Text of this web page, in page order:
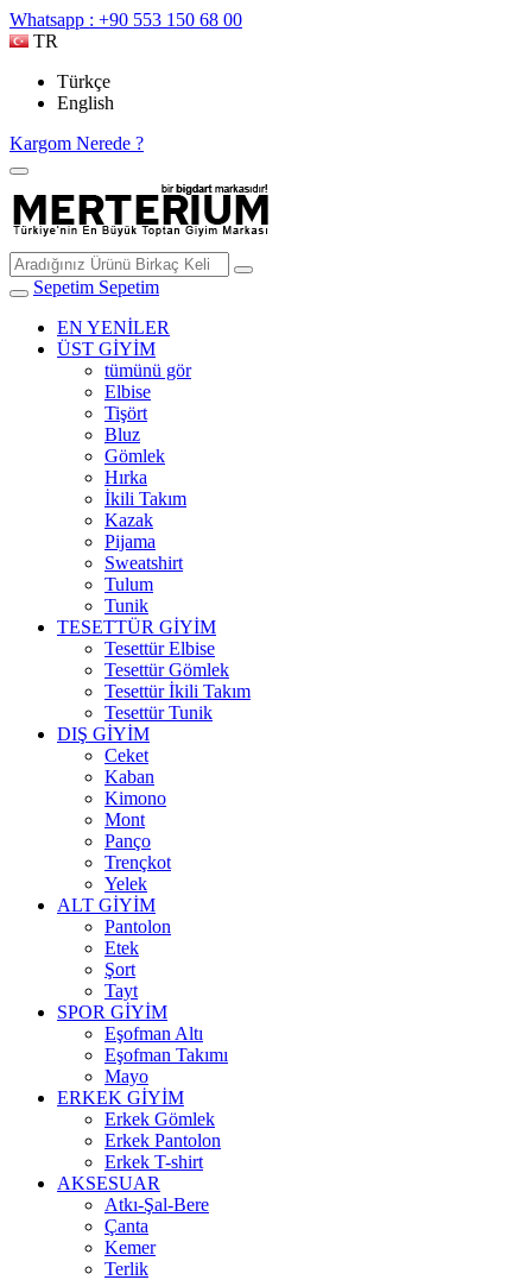
Whatsapp : +90 553 150 68 00
TR
Türkçe
English
Kargom Nerede ?
Sepetim Sepetim
EN YENİLER
ÜST GİYİM
tümünü gör
Elbise
Tişört
Bluz
Gömlek
Hırka
İkili Takım
Kazak
Pijama
Sweatshirt
Tulum
Tunik
TESETTÜR GİYİM
Tesettür Elbise
Tesettür Gömlek
Tesettür İkili Takım
Tesettür Tunik
DIŞ GİYİM
Ceket
Kaban
Kimono
Mont
Panço
Trençkot
Yelek
ALT GİYİM
Pantolon
Etek
Şort
Tayt
SPOR GİYİM
Eşofman Altı
Eşofman Takımı
Mayo
ERKEK GİYİM
Erkek Gömlek
Erkek Pantolon
Erkek T-shirt
AKSESUAR
Atkı-Şal-Bere
Çanta
Kemer
Terlik